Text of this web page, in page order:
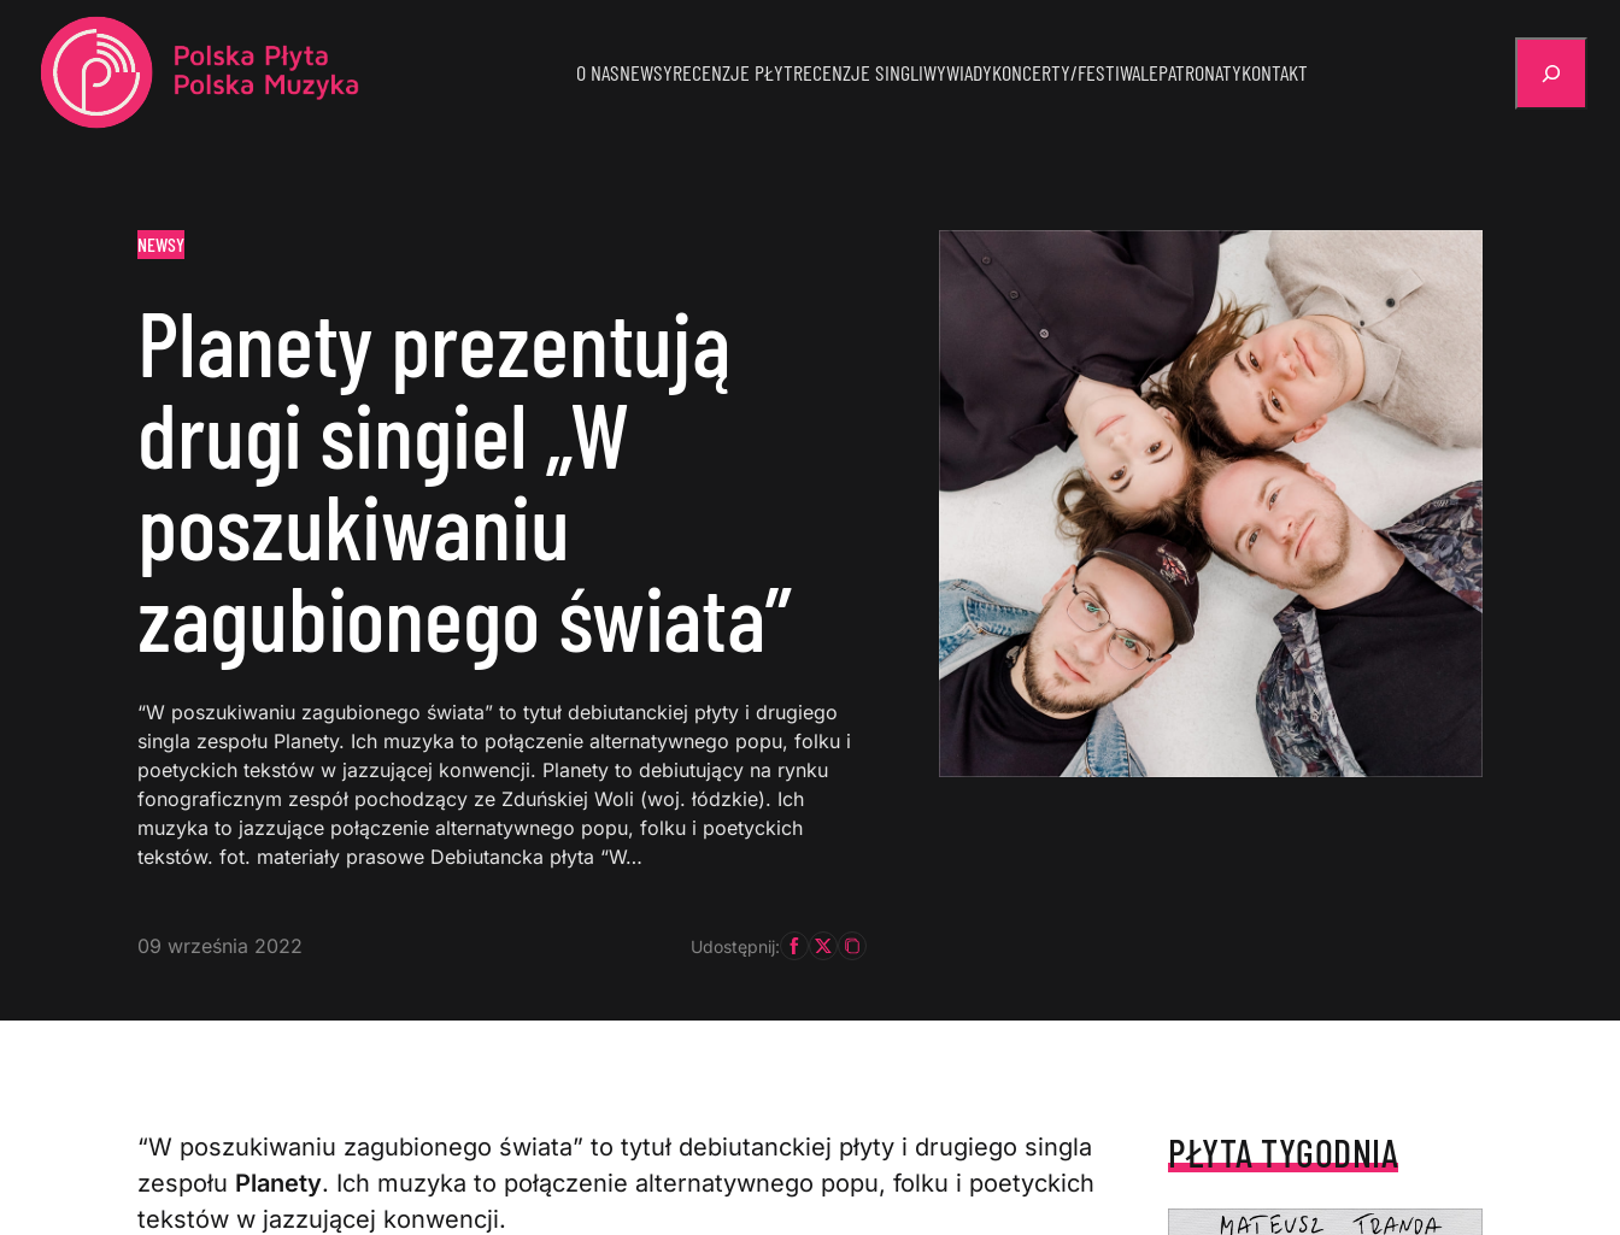
O NASNEWSYRECENZJE PŁYTRECENZJE SINGLIWYWIADYKONCERTY/FESTIWALEPATRONATYKONTAKT
NEWSY
Planety prezentują
drugi singiel „W
poszukiwaniu
zagubionego świata”
“W poszukiwaniu zagubionego świata” to tytuł debiutanckiej płyty i drugiego
singla zespołu Planety. Ich muzyka to połączenie alternatywnego popu, folku i
poetyckich tekstów w jazzującej konwencji. Planety to debiutujący na rynku
fonograficznym zespół pochodzący ze Zduńskiej Woli (woj. łódzkie). Ich
muzyka to jazzujące połączenie alternatywnego popu, folku i poetyckich
tekstów. fot. materiały prasowe Debiutancka płyta “W…
09 września 2022 Udostępnij:
“W poszukiwaniu zagubionego świata” to tytuł debiutanckiej płyty i drugiego singla
zespołu Planety. Ich muzyka to połączenie alternatywnego popu, folku i poetyckich
tekstów w jazzującej konwencji.
PŁYTA TYGODNIA